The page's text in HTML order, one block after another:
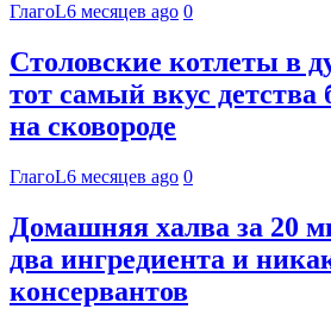
ГлагоL6 месяцев ago 0
Столовские котлеты в
тот самый вкус детства
на сковороде
ГлагоL6 месяцев ago 0
Домашняя халва за 20
два ингредиента и
консервантов